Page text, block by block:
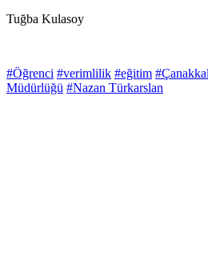
Tuğba Kulasoy
#Öğrenci #verimlilik #eğitim
Müdürlüğü #Nazan Türkarslan